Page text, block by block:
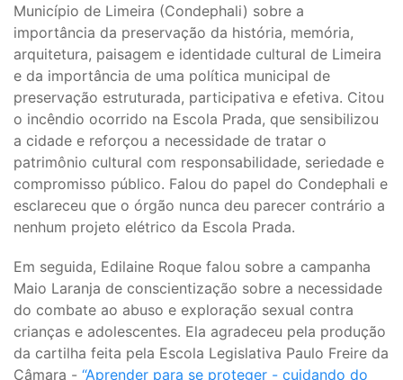
Município de Limeira (Condephali) sobre a
importância da preservação da história, memória,
arquitetura, paisagem e identidade cultural de Limeira
e da importância de uma política municipal de
preservação estruturada, participativa e efetiva. Citou
o incêndio ocorrido na Escola Prada, que sensibilizou
a cidade e reforçou a necessidade de tratar o
patrimônio cultural com responsabilidade, seriedade e
compromisso público. Falou do papel do Condephali e
esclareceu que o órgão nunca deu parecer contrário a
nenhum projeto elétrico da Escola Prada.
Em seguida, Edilaine Roque falou sobre a campanha
Maio Laranja de conscientização sobre a necessidade
do combate ao abuso e exploração sexual contra
crianças e adolescentes. Ela agradeceu pela produção
da cartilha feita pela Escola Legislativa Paulo Freire da
Câmara - “Aprender para se proteger - cuidando do